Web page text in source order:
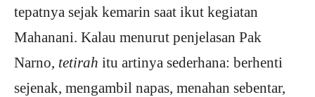
tepatnya sejak kemarin saat ikut kegiatan
Mahanani. Kalau menurut penjelasan Pak
Narno, tetirah itu artinya sederhana: berhenti
sejenak, mengambil napas, menahan sebentar,